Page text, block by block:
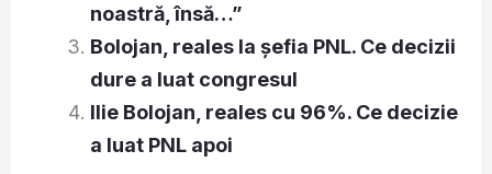
noastră, însă…”
Bolojan, reales la șefia PNL. Ce decizii
dure a luat congresul
Ilie Bolojan, reales cu 96%. Ce decizie
a luat PNL apoi